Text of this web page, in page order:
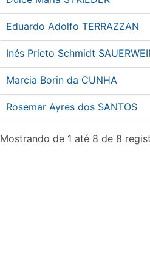
Eduardo Adolfo TERRAZZAN
Inés Prieto Schmidt
Marcia Borin da CUNHA
Rosemar Ayres dos SANTOS
Mostrando de 1 até 8 de 8